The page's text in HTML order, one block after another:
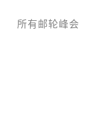
所有邮轮峰会